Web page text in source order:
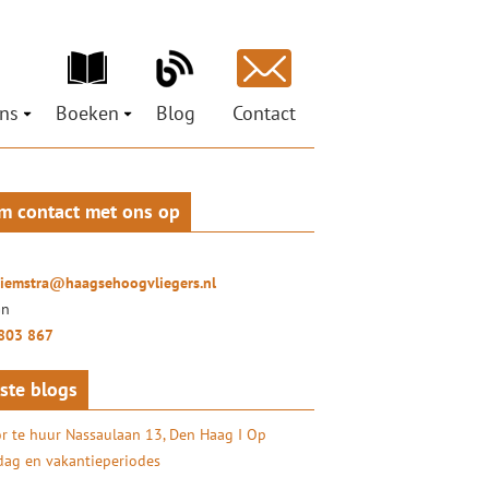
organisaties
Hiemstra
Social Return
Boeken
Mag ik je grootluisteren? Vertel!
LuisterLiefde
Blog Contact
contact met ons op
867
blogs
te huur Nassaulaan 13, Den Haag I Op
en vakantieperiodes